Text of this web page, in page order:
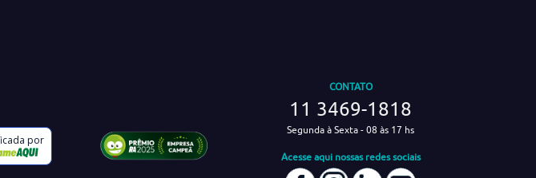
por
CONTATO
11 3469-1818
Segunda à Sexta - 08 às 17 hs
Acesse aqui nossas redes sociais